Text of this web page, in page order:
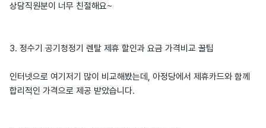
상담직원분이 너무 친절해요~
3. 정수기 공기청정기 렌탈 제휴 할인과 요금 가격비교 꿀팁
인터넷으로 여기저기 많이 비교해봤는데, 아정당에서 제휴카드와 함께
합리적인 가격으로 제공 받았습니다.